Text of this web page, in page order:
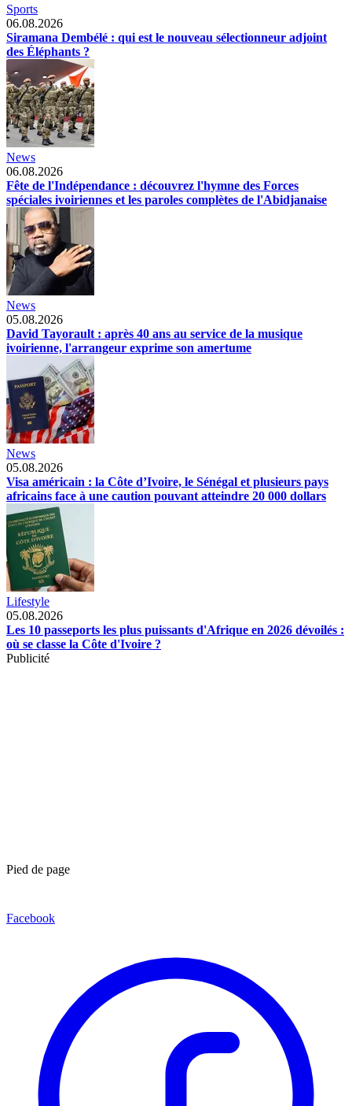
Sports
06.08.2026
Siramana Dembélé : qui est le nouveau sélectionneur adjoint
des Éléphants ?
News
06.08.2026
Fête de l'Indépendance : découvrez l'hymne des Forces
spéciales ivoiriennes et les paroles complètes de l'Abidjanaise
News
05.08.2026
David Tayorault : après 40 ans au service de la musique
ivoirienne, l'arrangeur exprime son amertume
News
05.08.2026
Visa américain : la Côte d’Ivoire, le Sénégal et plusieurs pays
africains face à une caution pouvant atteindre 20 000 dollars
Lifestyle
05.08.2026
Les 10 passeports les plus puissants d'Afrique en 2026 dévoilés :
où se classe la Côte d'Ivoire ?
Publicité
Pied de page
Facebook